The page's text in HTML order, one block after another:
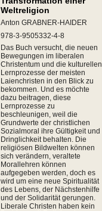
Weltreligion
Anton GRABNER-HAIDER
978-3-9505332-4-8
Das Buch versucht, die neuen
Bewegungen im liberalen
Christentum und die kulturellen
Lernprozesse der meisten
Laienchristen in den Blick zu
bekommen. Und es möchte
dazu beitragen, diese
Lernprozesse zu
beschleunigen, weil die
Grundwerte der christlichen
Sozialmoral ihre Gültigkeit und
Dringlichkeit behalten. Die
religiösen Bildwelten können
sich verändern, veraltete
Morallehren können
aufgegeben werden, doch es
wird um eine neue Spiritualität
des Lebens, der Nächstenhilfe
und der Solidarität gerungen.
Liberale Christen haben kein